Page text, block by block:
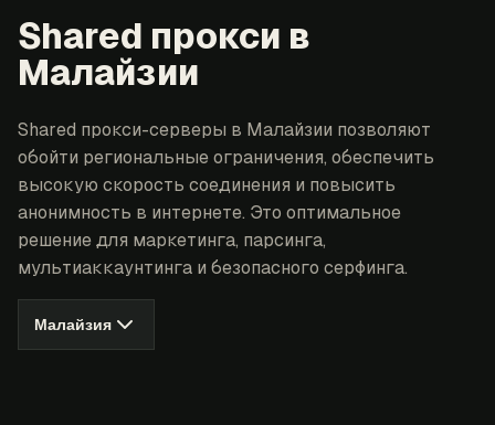
Shared прокси в
Малайзии
Shared прокси-серверы в Малайзии позволяют
обойти региональные ограничения, обеспечить
высокую скорость соединения и повысить
анонимность в интернете. Это оптимальное
решение для маркетинга, парсинга,
мультиаккаунтинга и безопасного серфинга.
Малайзия